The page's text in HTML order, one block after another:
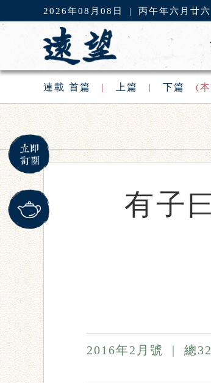
2026年08月08日 | 丙午年六月廿六
連載 首篇 | 上篇 | 下篇 (
有子
2016年2月號 | 總